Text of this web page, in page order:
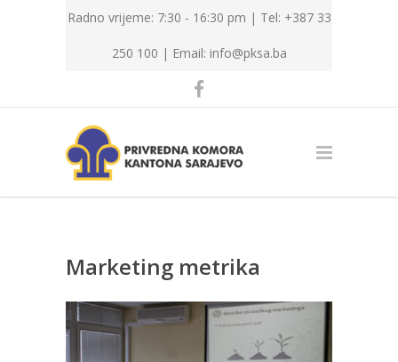
Radno vrijeme: 7:30 - 16:30 pm | Tel: +387 33
250 100 | Email: info@pksa.ba
Marketing metrika